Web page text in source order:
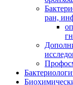
ран,